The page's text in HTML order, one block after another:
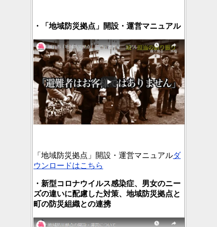
・「地域防災拠点」開設・運営マニュアル
「地域防災拠点」開設・運営マニュアルダ
ウンロードはこちら
・新型コロナウイルス感染症、男女のニー
ズの違いに配慮した対策、地域防災拠点と
町の防災組織との連携